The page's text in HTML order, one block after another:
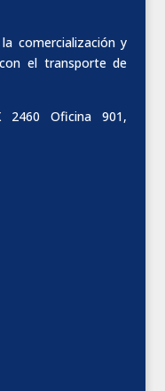
comercialización y
el transporte de
Oficina 901,